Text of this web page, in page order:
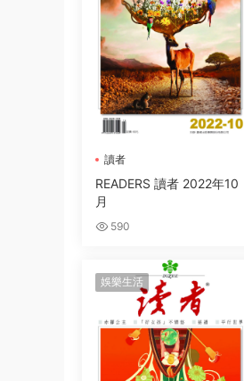
讀者
READERS 讀者 2022年10
月
590
娛樂生活